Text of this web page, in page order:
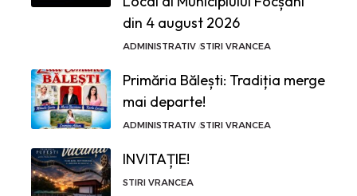
din 4 august 2026
ADMINISTRATIV STIRI VRANCEA
Primăria Bălești: Tradiția merge
mai departe!
ADMINISTRATIV STIRI VRANCEA
INVITAȚIE!
STIRI VRANCEA